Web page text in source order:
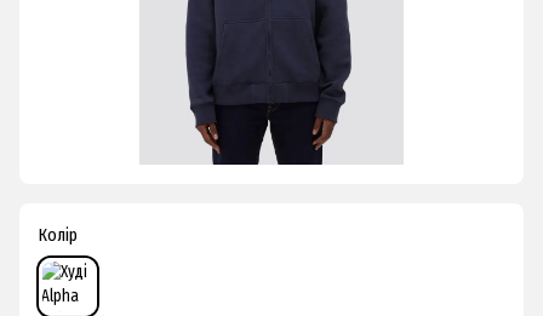
Колір